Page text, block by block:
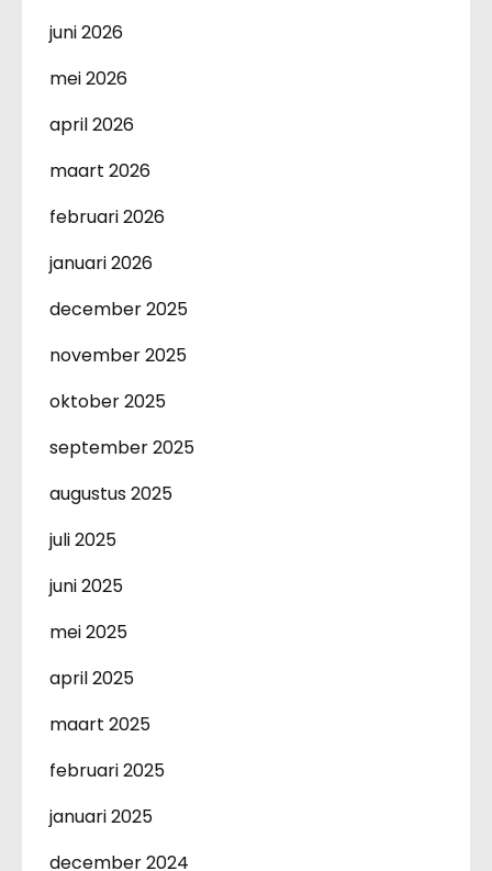
juni 2026
mei 2026
april 2026
maart 2026
februari 2026
januari 2026
december 2025
november 2025
oktober 2025
september 2025
augustus 2025
juli 2025
juni 2025
mei 2025
april 2025
maart 2025
februari 2025
januari 2025
december 2024